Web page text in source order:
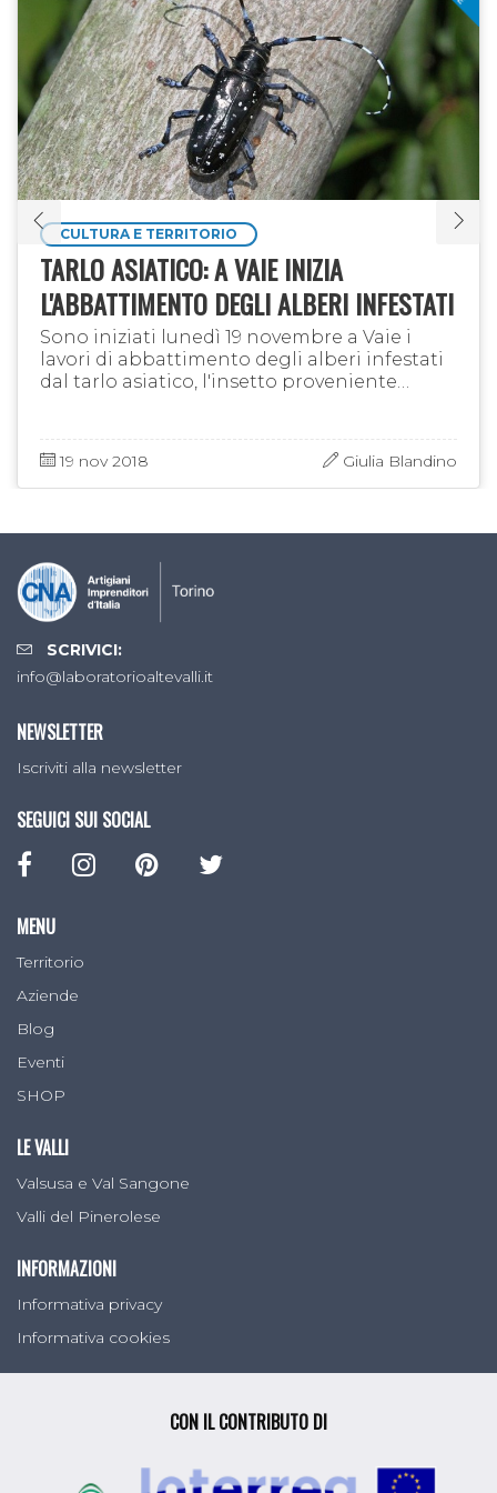
anfibi e negli ultimi anni sono state
riscontrate preoccupanti morie di rana
temporaria nei laghi alpini.
CULTURA E TERRITORIO
TARLO ASIATICO: A VAIE INIZIA
L'ABBATTIMENTO DEGLI ALBERI INFESTATI
Sono iniziati lunedì 19 novembre a Vaie i
lavori di abbattimento degli alberi infestati
dal tarlo asiatico, l'insetto proveniente
19 nov 2018 Giulia Blandino
SCRIVICI:
info@laboratorioaltevalli.it
NEWSLETTER
Iscriviti alla newsletter
SEGUICI SUI SOCIAL
MENU
Territorio
Aziende
Blog
Eventi
SHOP
LE VALLI
Valsusa e Val Sangone
Valli del Pinerolese
INFORMAZIONI
Informativa privacy
Informativa cookies
CON IL CONTRIBUTO DI